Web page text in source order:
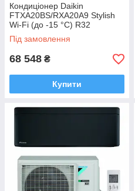
Кондиціонер Daikin
FTXA20BS/RXA20A9 Stylish
Wi-Fi (до -15 °C) R32
Під замовлення
68 548 ₴
Купити